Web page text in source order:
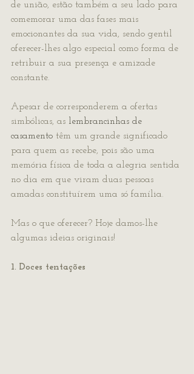
de união, estão também a seu lado para
comemorar uma das fases mais
emocionantes da sua vida, sendo gentil
oferecer-lhes algo especial como forma de
retribuir a sua presença e amizade
constante.
Apesar de corresponderem a ofertas
simbólicas, as lembrancinhas de
casamento têm um grande significado
para quem as recebe, pois são uma
memória física de toda a alegria sentida
no dia em que viram duas pessoas
amadas constituírem uma só família.
Mas o que oferecer? Hoje damos-lhe
algumas ideias originais!
1. Doces tentações